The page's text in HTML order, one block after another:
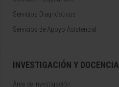
Servicios Diagnósticos
Servicios de Apoyo Asistencial
INVESTIGACIÓN Y DOCENCIA
Área de investigación